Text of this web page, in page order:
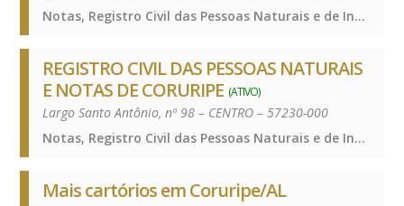
Notas, Registro Civil das Pessoas Naturais e de Interdições e Tutelas, Notas, Registro Civil das Pessoas Naturais e de Interdições e Tutelas, Notas, Registro Civil das Pessoas Naturais e de Interdições e Tutelas, Notas, Registro Civil das Pessoas Naturais e de Interdições e Tutelas
REGISTRO CIVIL DAS PESSOAS NATURAIS
E NOTAS DE CORURIPE (ATIVO)
Largo Santo Antônio, nº 98 – CENTRO – 57230-000
Notas, Registro Civil das Pessoas Naturais e de Interdições e Tutelas, Notas, Registro Civil das Pessoas Naturais e de Interdições e Tutelas, Notas, Registro Civil das Pessoas Naturais e de Interdições e Tutelas, Notas, Registro Civil das Pessoas Naturais e de Interdições e Tutelas
Mais cartórios em Coruripe/AL